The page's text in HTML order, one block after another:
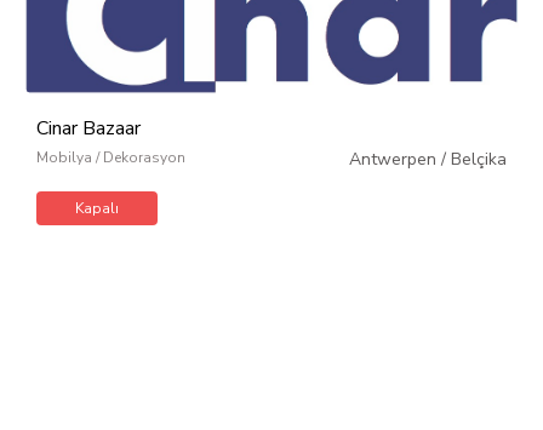
Cinar Bazaar
Mobilya / Dekorasyon Antwerpen / Belçika
Kapalı